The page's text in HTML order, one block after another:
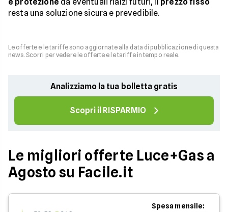
resta una soluzione sicura e prevedibile.
Le offerte e le tariffe sono aggiornate alla data di pubblicazione di questa
news. Scorri per vedere le offerte e le tariffe in tempo reale.
Analizziamo la tua bolletta gratis
Scopri il RISPARMIO
Le migliori offerte Luce+Gas a
Agosto su Facile.it
Spesa mensile: